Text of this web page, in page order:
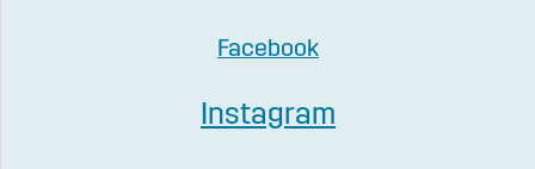
Facebook
Instagram